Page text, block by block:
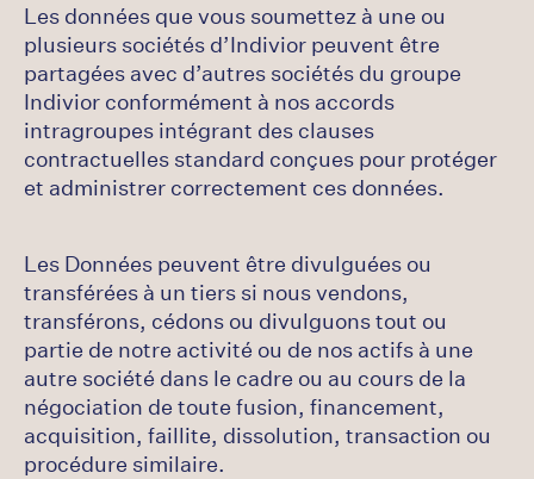
Les données que vous soumettez à une ou
plusieurs sociétés d’Indivior peuvent être
partagées avec d’autres sociétés du groupe
Indivior conformément à nos accords
intragroupes intégrant des clauses
contractuelles standard conçues pour protéger
et administrer correctement ces données.
Les Données peuvent être divulguées ou
transférées à un tiers si nous vendons,
transférons, cédons ou divulguons tout ou
partie de notre activité ou de nos actifs à une
autre société dans le cadre ou au cours de la
négociation de toute fusion, financement,
acquisition, faillite, dissolution, transaction ou
procédure similaire.